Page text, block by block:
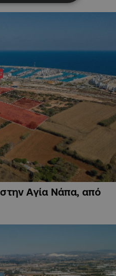
Αγία Νάπα, από